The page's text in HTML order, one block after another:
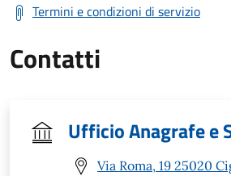
Termini e condizioni di servizio
Contatti
Ufficio Anagrafe e
Via Roma, 19 25020